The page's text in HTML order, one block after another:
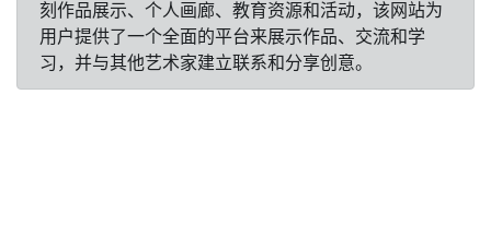
刻作品展示、个人画廊、教育资源和活动，该网站为
用户提供了一个全面的平台来展示作品、交流和学
习，并与其他艺术家建立联系和分享创意。